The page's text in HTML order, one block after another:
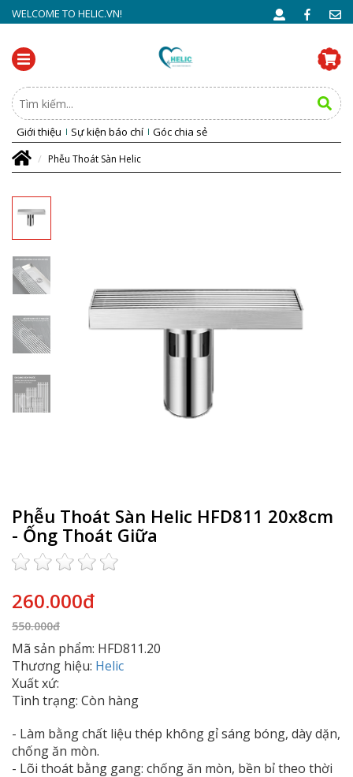
WELCOME TO HELIC.VN!
Giới thiệu Sự kiện báo chí Góc chia sẻ
Phễu Thoát Sàn Helic
Phễu Thoát Sàn Helic HFD811 20x8cm
- Ống Thoát Giữa
260.000đ
550.000đ
Mã sản phẩm: HFD811.20
Thương hiệu: Helic
Xuất xứ:
Tình trạng: Còn hàng
- Làm bằng chất liệu thép không gỉ sáng bóng, dày dặn,
chống ăn mòn.
- Lõi thoát bằng gang: chống ăn mòn, bền bỉ theo thời